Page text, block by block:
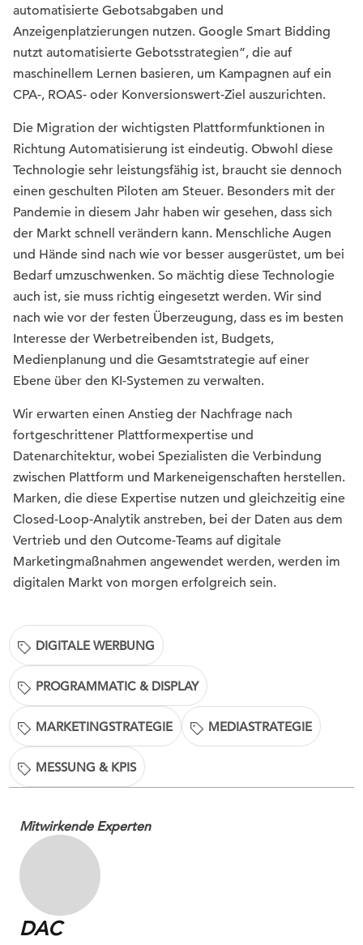
automatisierte Gebotsabgaben und
Anzeigenplatzierungen nutzen. Google Smart Bidding
nutzt automatisierte Gebotsstrategien”, die auf
maschinellem Lernen basieren, um Kampagnen auf ein
CPA-, ROAS- oder Konversionswert-Ziel auszurichten.
Die Migration der wichtigsten Plattformfunktionen in
Richtung Automatisierung ist eindeutig. Obwohl diese
Technologie sehr leistungsfähig ist, braucht sie dennoch
einen geschulten Piloten am Steuer. Besonders mit der
Pandemie in diesem Jahr haben wir gesehen, dass sich
der Markt schnell verändern kann. Menschliche Augen
und Hände sind nach wie vor besser ausgerüstet, um bei
Bedarf umzuschwenken. So mächtig diese Technologie
auch ist, sie muss richtig eingesetzt werden. Wir sind
nach wie vor der festen Überzeugung, dass es im besten
Interesse der Werbetreibenden ist, Budgets,
Medienplanung und die Gesamtstrategie auf einer
Ebene über den KI-Systemen zu verwalten.
Wir erwarten einen Anstieg der Nachfrage nach
fortgeschrittener Plattformexpertise und
Datenarchitektur, wobei Spezialisten die Verbindung
zwischen Plattform und Markeneigenschaften herstellen.
Marken, die diese Expertise nutzen und gleichzeitig eine
Closed-Loop-Analytik anstreben, bei der Daten aus dem
Vertrieb und den Outcome-Teams auf digitale
Marketingmaßnahmen angewendet werden, werden im
digitalen Markt von morgen erfolgreich sein.
DIGITALE WERBUNG
PROGRAMMATIC & DISPLAY
MARKETINGSTRATEGIE MEDIASTRATEGIE
MESSUNG & KPIS
Mitwirkende Experten
DAC